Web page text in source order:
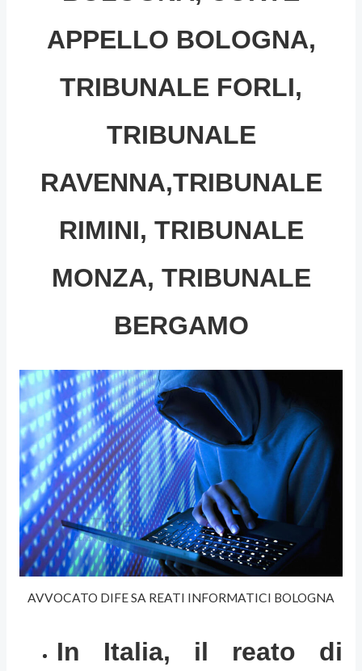
APPELLO BOLOGNA,
TRIBUNALE FORLI,
TRIBUNALE
RAVENNA,TRIBUNALE
RIMINI, TRIBUNALE
MONZA, TRIBUNALE
BERGAMO
AVVOCATO DIFE SA REATI INFORMATICI BOLOGNA
In Italia, il reato di